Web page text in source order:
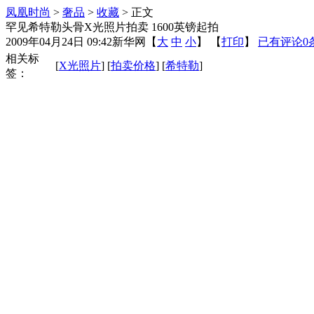
凤凰时尚 > 奢品 > 收藏 > 正文
罕见希特勒头骨X光照片拍卖 1600英镑起拍
2009年04月24日 09:42新华网 【 大 中 小】 【打印 】 已有评论0
相关标
签：
[X光照片] [拍卖价格] [希特勒]